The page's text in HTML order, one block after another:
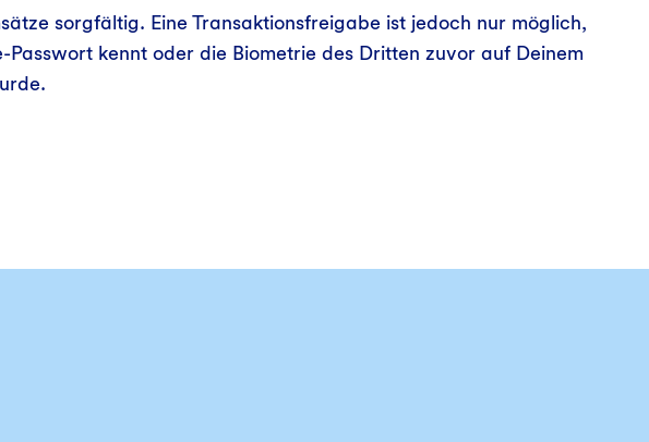
sorgfältig. Eine Transaktionsfreigabe ist jedoch nur möglich,
kennt oder die Biometrie des Dritten zuvor auf Deinem